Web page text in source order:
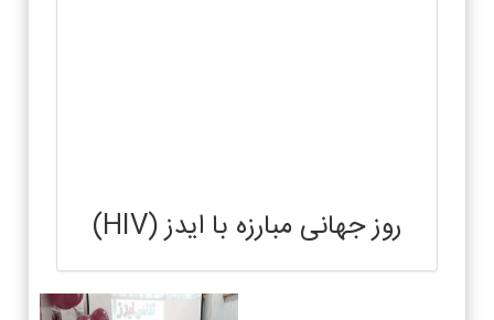
روز جهانی مبارزه با ایدز (HIV)